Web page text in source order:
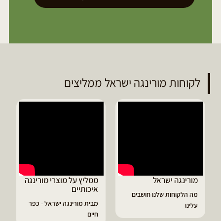
לקוחות מורינגה ישראל ממליצים
ממליץ על מוצרי מורינגה
מבית מורינגה ישראל - כפר
דיוויד ממליץ על טבליות
מורינגה
הפסקתי לסבול מהתקפי
גאוט ודלקות